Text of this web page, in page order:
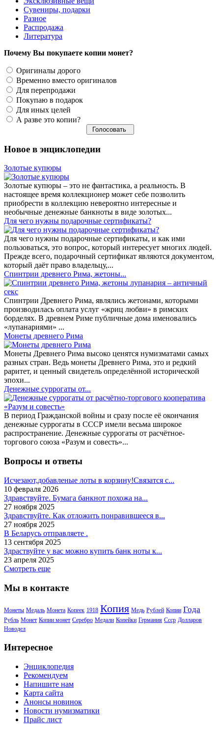
Сувениры, подарки
Разное
Распродажа
Литература
Почему Вы покупаете копии монет?
Оригиналы дорого
Временно вместо оригиналов
Для перепродажи
Покупаю в подарок
Для иных целей
А разве это копии?
Новое в энциклопедии
Золотые купюры
Золотые купюры – это не фантастика, а реальность. В
настоящее время коллекционер может себе позволить
приобрести в коллекцию невероятно интересные и
необычные денежные банкноты в виде золотых...
​Для чего нужны подарочные сертификаты?
Для чего нужны подарочные сертификаты, и как ими
пользоваться, это вопрос, который интересует многих людей.
Прежде всего, подарочный сертификат являются документом,
который даёт право владельцу,...
Спинтрии древнего Рима, жетоны...
Спинтрии Древнего Рима, являлись жетонами, которыми
производилась оплата услуг «жриц любви» в римских
борделях. В древнем Риме публичные дома именовались
«лупанариями» ...
Монеты древнего Рима
Монеты Древнего Рима высоко ценятся нумизматами самых
разных стран. Ведь монеты Древнего Рима, это и редкий
раритет, и ценный свидетель определённой исторической
эпохи...
Денежные суррогаты от...
В период Гражданской войны и сразу после её окончания
денежные суррогаты в СССР имели весьма широкое
распространение. Денежные суррогаты от расчётное-
торгового союза «Разум и совесть»...
Вопросы и ответы
Исчезают,добавленые лоты в корзину!Связатся с...
10 февраля 2026
Здравствуйте. Бумага банкнот похожа на...
27 ноября 2025
Здравствуйте. Как отложить понравившееся в...
27 ноября 2025
В Беларусь отправляете .
13 сентября 2025
Здраствуйте у вас можно купить банк ноты к...
23 апреля 2025
Смотреть еще
Мы в контакте
Монеты Медаль Монета Копеек 1918 Копия Медь Рублей Копии Года
Рубль Монет Копии монет Серебро Медали Копейки Германия Ссср Долларов
Новодел
Интересное
Энциклопедия
Рекомендуем
Напишите нам
Карта сайта
Анонсы новинок
Новости нумизматики
Прайс лист